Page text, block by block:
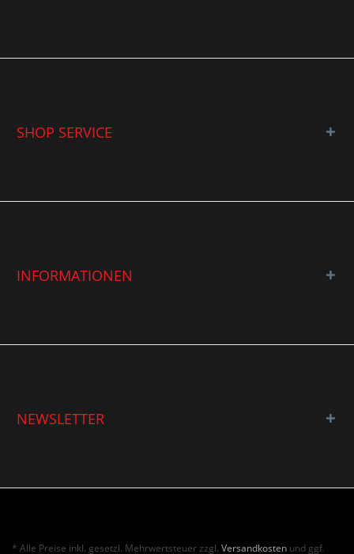
SHOP SERVICE
INFORMATIONEN
NEWSLETTER
* Alle Preise inkl. gesetzl. Mehrwertsteuer zzgl.Versandkosten und ggf.